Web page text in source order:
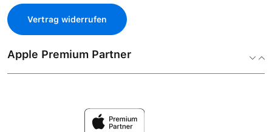
Vertrag widerrufen
Apple Premium Partner